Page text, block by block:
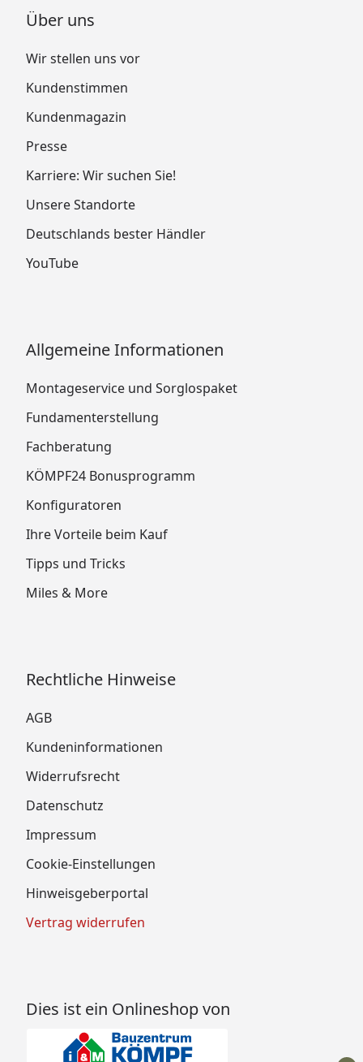
Über uns
Wir stellen uns vor
Kundenstimmen
Kundenmagazin
Presse
Karriere: Wir suchen Sie!
Unsere Standorte
Deutschlands bester Händler
YouTube
Allgemeine Informationen
Montageservice und Sorglospaket
Fundamenterstellung
Fachberatung
KÖMPF24 Bonusprogramm
Konfiguratoren
Ihre Vorteile beim Kauf
Tipps und Tricks
Miles & More
Rechtliche Hinweise
AGB
Kundeninformationen
Widerrufsrecht
Datenschutz
Impressum
Cookie-Einstellungen
Hinweisgeberportal
Vertrag widerrufen
Dies ist ein Onlineshop von